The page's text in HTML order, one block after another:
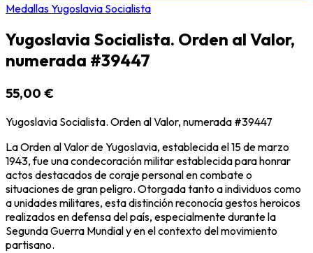
Medallas Yugoslavia Socialista
Yugoslavia Socialista. Orden al Valor,
numerada #39447
55,00 €
Yugoslavia Socialista. Orden al Valor, numerada #39447
La Orden al Valor de Yugoslavia, establecida el 15 de marzo
1943, fue una condecoración militar establecida para honrar
actos destacados de coraje personal en combate o
situaciones de gran peligro. Otorgada tanto a individuos como
a unidades militares, esta distinción reconocía gestos heroicos
realizados en defensa del país, especialmente durante la
Segunda Guerra Mundial y en el contexto del movimiento
partisano.